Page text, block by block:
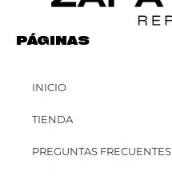
PÁGINAS
INICIO
TIENDA
PREGUNTAS FRECUENTES